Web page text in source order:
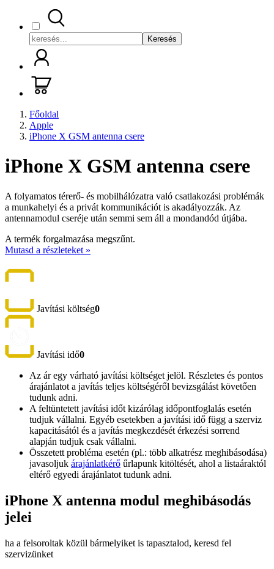
Keresés
Főoldal
Apple
iPhone X GSM antenna csere
iPhone X GSM antenna csere
A folyamatos térerő- és mobilhálózatra való csatlakozási problémák
a munkahelyi és a privát kommunikációt is akadályozzák. Az
antennamodul cseréje után semmi sem áll a mondandód útjába.
A termék forgalmazása megszűnt.
Mutasd a részleteket »
Javítási költség0
Javítási idő0
Az ár egy várható javítási költséget jelöl. Részletes és pontos
árajánlatot a javítás teljes költségéről bevizsgálást követően
tudunk adni.
A feltüntetett javítási időt kizárólag időpontfoglalás esetén
tudjuk vállalni. Egyéb esetekben a javítási idő függ a szerviz
kapacitásától és a javítás megkezdését érkezési sorrend
alapján tudjuk csak vállalni.
Összetett probléma esetén (pl.: több alkatrész meghibásodása)
javasoljuk árajánlatkérő űrlapunk kitöltését, ahol a listaáraktól
eltérő egyedi árajánlatot tudunk adni.
iPhone X antenna modul meghibásodás
jelei
ha a felsoroltak közül bármelyiket is tapasztalod, keresd fel
szervizünket